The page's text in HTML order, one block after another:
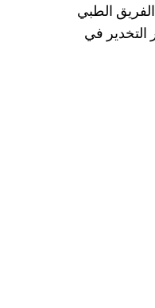
الطبي
التخدير في